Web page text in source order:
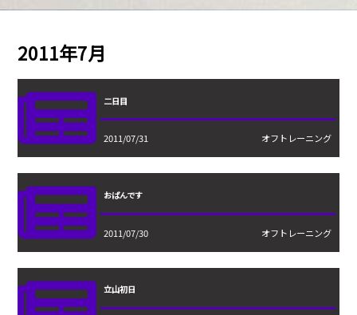
2011年7月
二日目
2011/07/31 オフトレーニング
おばんです
2011/07/30 オフトレーニング
立山初日